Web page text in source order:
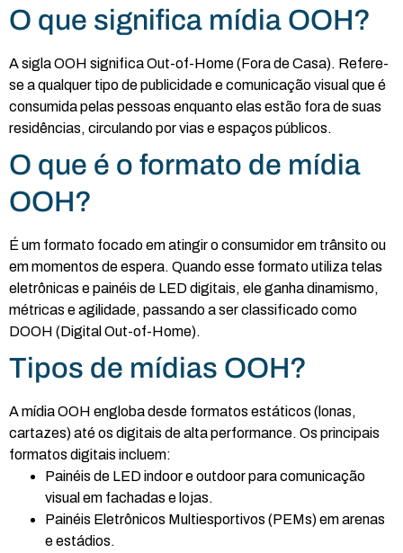
O que significa mídia OOH?
A sigla OOH significa Out-of-Home (Fora de Casa). Refere-
se a qualquer tipo de publicidade e comunicação visual que é
consumida pelas pessoas enquanto elas estão fora de suas
residências, circulando por vias e espaços públicos.
O que é o formato de mídia
OOH?
É um formato focado em atingir o consumidor em trânsito ou
em momentos de espera. Quando esse formato utiliza telas
eletrônicas e painéis de LED digitais, ele ganha dinamismo,
métricas e agilidade, passando a ser classificado como
DOOH (Digital Out-of-Home).
Tipos de mídias OOH?
A mídia OOH engloba desde formatos estáticos (lonas,
cartazes) até os digitais de alta performance. Os principais
formatos digitais incluem:
Painéis de LED indoor e outdoor para comunicação
visual em fachadas e lojas.
Painéis Eletrônicos Multiesportivos (PEMs) em arenas
e estádios.